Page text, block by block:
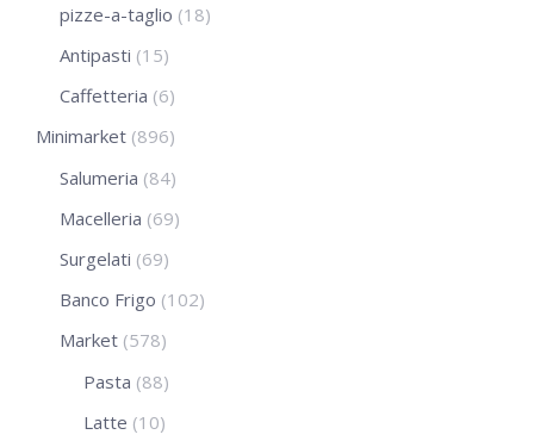
pizze-a-taglio (18)
Antipasti (15)
Caffetteria (6)
Minimarket (896)
Salumeria (84)
Macelleria (69)
Surgelati (69)
Banco Frigo (102)
Market (578)
Pasta (88)
Latte (10)